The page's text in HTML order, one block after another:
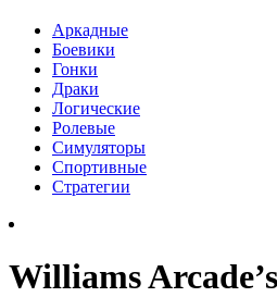
Аркадные
Боевики
Гонки
Драки
Логические
Ролевые
Симуляторы
Спортивные
Стратегии
Williams